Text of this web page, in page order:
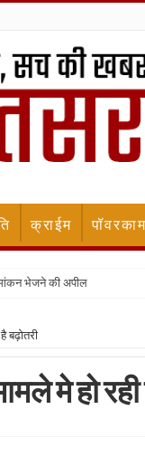
क्राईम पॉवरकाम
भेजने की अपील
बढ़ोतरी
मे हो रही